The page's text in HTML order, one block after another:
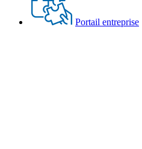
Portail entreprise